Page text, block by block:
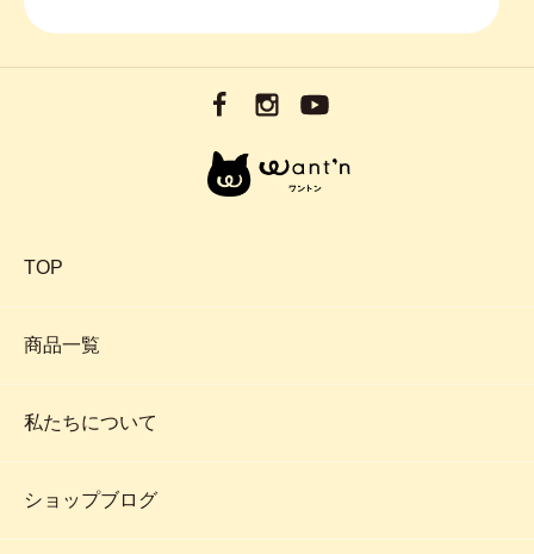
TOP
商品一覧
私たちについて
ショップブログ